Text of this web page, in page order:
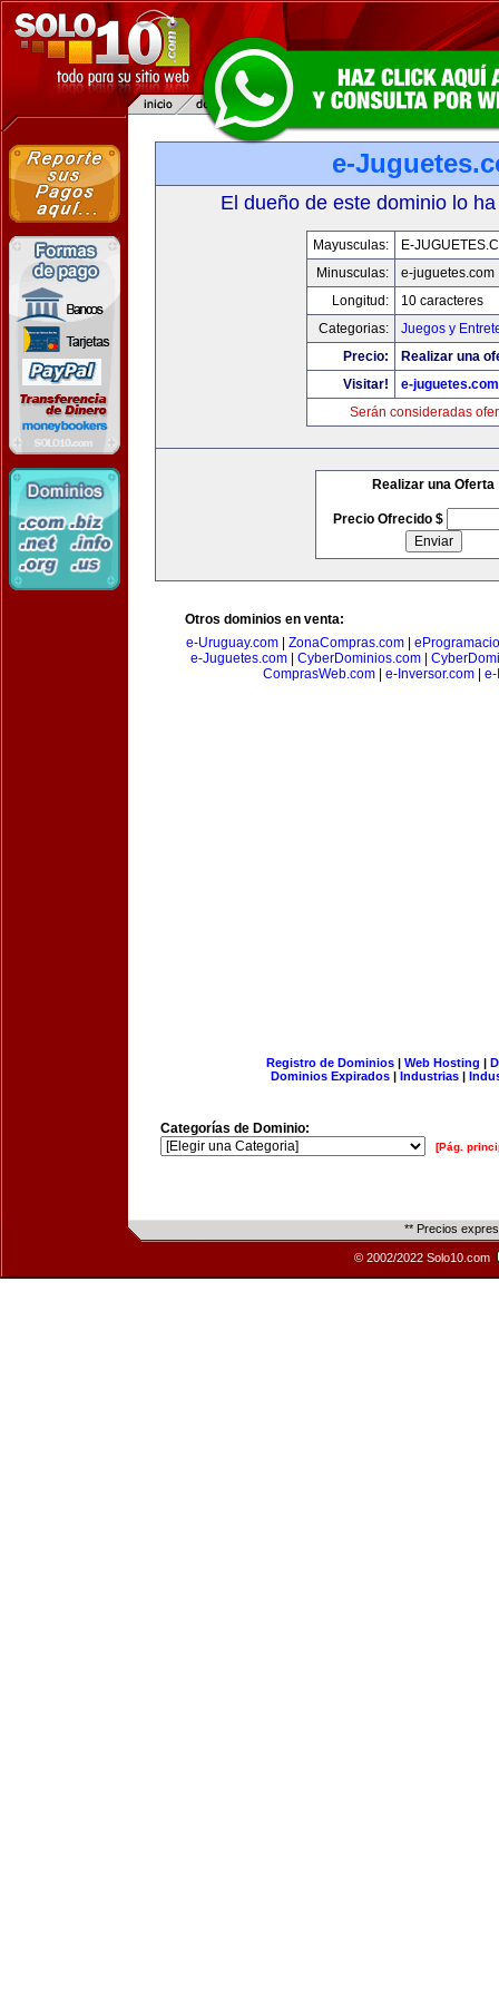
e-
El dueño de este dominio lo
Mayusculas:
E-
Minusculas:
e-juguetes.com
Longitud:
10 caracteres
Categorias:
Juegos y
Precio:
Realizar una
Visitar!
e-juguetes.com
Serán consideradas
Realizar una Oferta
Precio Ofrecido $
Otros dominios en venta:
e-Uruguay.com
ZonaCompras.com
e-Juguetes.com| CyberDominios.com|
ComprasWeb.com
e-Inversor.com e-
Registro de Dominios| Web Hosting |
Dominios Expirados | Industrias |
Categorías de Dominio:
[Pág.
** Precios
© 2002/2022 Solo10.com